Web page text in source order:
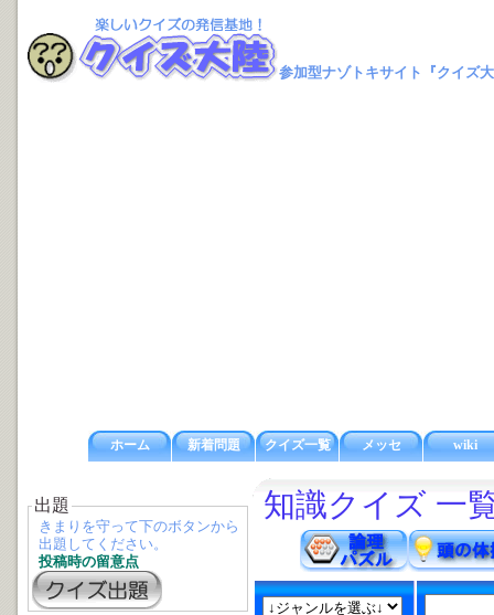
参加型ナゾトキサイト『クイズ
ホーム 新着問題 クイズ一覧 メッセ wiki
出題
きまりを守って下のボタンから
出題してください。
投稿時の留意点
知識クイズ 一